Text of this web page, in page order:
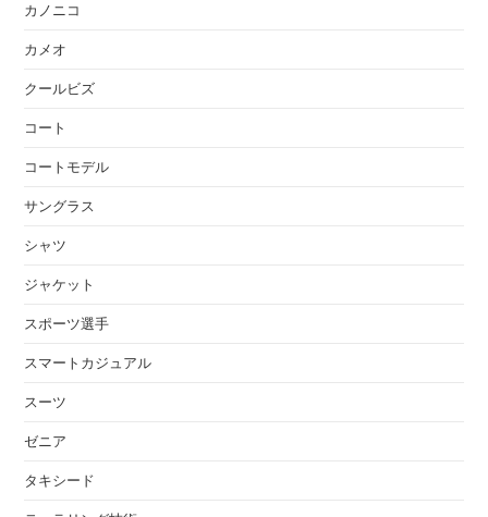
カノニコ
カメオ
クールビズ
コート
コートモデル
サングラス
シャツ
ジャケット
スポーツ選手
スマートカジュアル
スーツ
ゼニア
タキシード